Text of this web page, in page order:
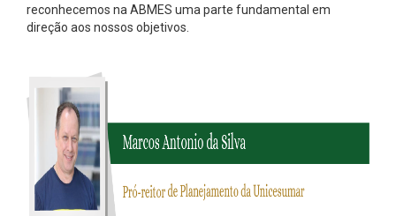
reconhecemos na ABMES uma parte fundamental em
direção aos nossos objetivos.